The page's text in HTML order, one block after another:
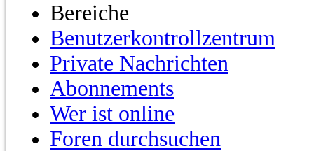
Bereiche
Benutzerkontrollzentrum
Private Nachrichten
Abonnements
Wer ist online
Foren durchsuchen